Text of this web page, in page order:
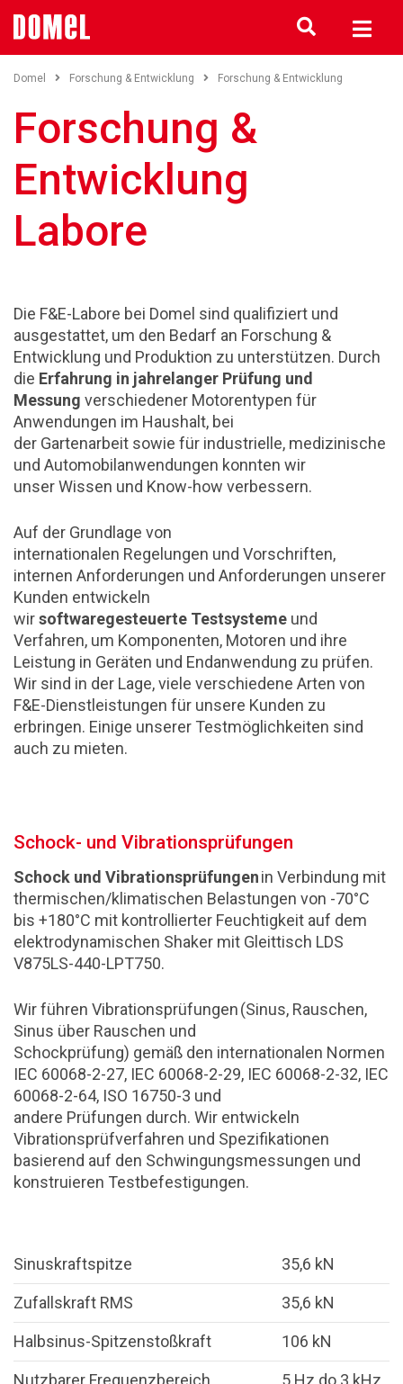
Domel Forschung & Entwicklung Forschung & Entwicklung
Forschung &
Entwicklung
Labore
Die F&E-Labore bei Domel sind qualifiziert und
ausgestattet, um den Bedarf an Forschung &
Entwicklung und Produktion zu unterstützen. Durch
die Erfahrung in jahrelanger Prüfung und
Messung verschiedener Motorentypen für
Anwendungen im Haushalt, bei
der Gartenarbeit sowie für industrielle, medizinische
und Automobilanwendungen konnten wir
unser Wissen und Know-how verbessern.
Auf der Grundlage von
internationalen Regelungen und Vorschriften,
internen Anforderungen und Anforderungen unserer
Kunden entwickeln
wirsoftwaregesteuerte Testsysteme und
Verfahren, um Komponenten, Motoren und ihre
Leistung in Geräten und Endanwendung zu prüfen.
Wir sind in der Lage, viele verschiedene Arten von
F&E-Dienstleistungen für unsere Kunden zu
erbringen. Einige unserer Testmöglichkeiten sind
auch zu mieten.
Schock- und Vibrationsprüfungen
Schock und Vibrationsprüfungenin Verbindung mit
thermischen/klimatischen Belastungen von -70°C
bis +180°C mit kontrollierter Feuchtigkeit auf dem
elektrodynamischen Shaker mit Gleittisch LDS
V875LS-440-LPT750.
Wir führen Vibrationsprüfungen (Sinus, Rauschen,
Sinus über Rauschen und
Schockprüfung) gemäß den internationalen Normen
IEC 60068-2-27, IEC 60068-2-29, IEC 60068-2-32, IEC
60068-2-64, ISO 16750-3 und
andere Prüfungen durch. Wir entwickeln
Vibrationsprüfverfahren und Spezifikationen
basierend auf den Schwingungsmessungen und
konstruieren Testbefestigungen.
Sinuskraftspitze 35,6 kN
Zufallskraft RMS 35,6 kN
Halbsinus-Spitzenstoßkraft 106 kN
Nutzbarer Frequenzbereich 5 Hz do 3 kHz